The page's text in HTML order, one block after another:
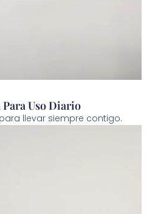
Uso Diario
llevar siempre contigo.